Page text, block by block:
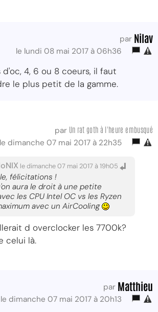
par Nilav
le lundi 08 mai 2017 à 06h36
d'oc, 4, 6 ou 8 coeurs, il faut
le plus petit de la gamme.
par Un rat goth à l'heure embusqué
le dimanche 07 mai 2017 à 22h35
le dimanche 07 mai 2017 à 19h05
félicitations !
aura le droit à une petite
les CPU Intel OC vs les Ryzen
avec un AirCooling
d overclocker les 7700k?
celui là.
par Matthieu
le dimanche 07 mai 2017 à 20h13